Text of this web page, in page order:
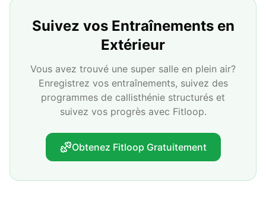
Suivez vos Entraînements en
Extérieur
Vous avez trouvé une super salle en plein air?
Enregistrez vos entraînements, suivez des
programmes de callisthénie structurés et
suivez vos progrès avec Fitloop.
Obtenez Fitloop Gratuitement